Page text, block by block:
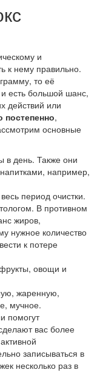
и
к нему правильно.
то её
есть большой шанс,
действий или
постепенно,
основные
в день. Также они
например,
период очистки.
В противном
жиров,
нужное количество
к потере
овощи и
жаренную,
мучное.
помогут
вас более
записываться в
несколько раз в